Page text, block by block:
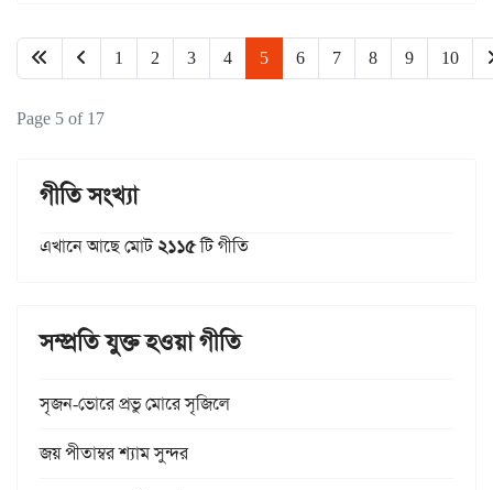
1 2 3 4 5 6 7 8 9 10
Page 5 of 17
গীতি সংখ্যা
এখানে আছে মোট২১১৫টি গীতি
সম্প্রতি যুক্ত হওয়া গীতি
সৃজন-ভোরে প্রভু মোরে সৃজিলে
জয় পীতাম্বর শ্যাম সুন্দর